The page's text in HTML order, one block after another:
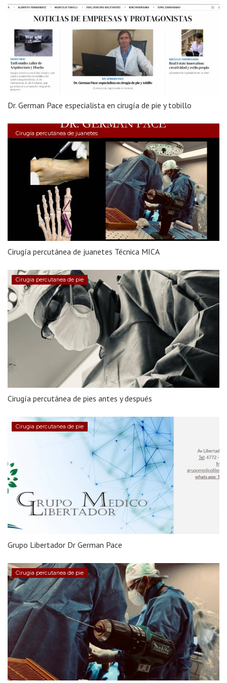
Dr. German Pace especialista en cirugía de pie y tobillo
Cirugía percutánea de juanetes
Cirugía percutánea de juanetes Técnica MICA
Cirugia percutanea de pie
Cirugía percutánea de pies antes y después
Cirugia percutanea de pie
Grupo Libertador Dr German Pace
Cirugia percutanea de pie